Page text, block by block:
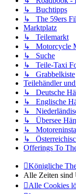
↳ Buchtipps
↳ The 59ers
Marktplatz
↳ Teilemarkt
↳ Motorcycle
↳ Suche
↳ Teile-Taxi
↳ Grabbelkiste
Teilehändler
↳ Deutsche
↳ Englische
↳
↳ Übersee
↳
↳
Offerings To
Königliche
Alle Zeiten sind
Alle Cookies